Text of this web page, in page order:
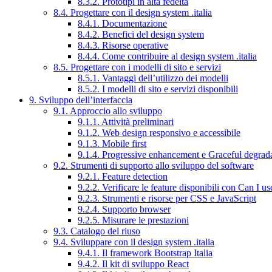
8.4. Progettare con il design system .italia
8.4.1. Documentazione
8.4.2. Benefici del design system
8.4.3. Risorse operative
8.4.4. Come contribuire al design system .italia
8.5. Progettare con i modelli di sito e servizi
8.5.1. Vantaggi dell’utilizzo dei modelli
8.5.2. I modelli di sito e servizi disponibili
9. Sviluppo dell’interfaccia
9.1. Approccio allo sviluppo
9.1.1. Attività preliminari
9.1.2. Web design responsivo e accessibile
9.1.3. Mobile first
9.1.4. Progressive enhancement e Graceful
9.2. Strumenti di supporto allo sviluppo del software
9.2.1. Feature detection
9.2.2. Verificare le feature disponibili con Can I
9.2.3. Strumenti e risorse per CSS e JavaScript
9.2.4. Supporto browser
9.2.5. Misurare le prestazioni
9.3. Catalogo del riuso
9.4. Sviluppare con il design system .italia
9.4.1. Il framework Bootstrap Italia
9.4.2. Il kit di sviluppo React